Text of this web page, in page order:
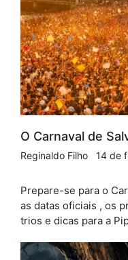
O Carnaval de
Reginaldo Filho 14 de
Prepare-se para o
as datas oficiais , os
trios e dicas para a